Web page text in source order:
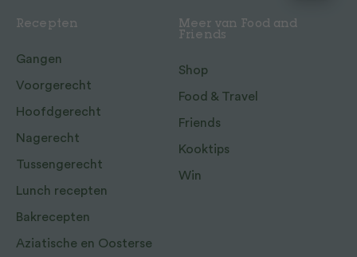
Recepten
Gangen
Voorgerecht
Hoofdgerecht
Nagerecht
Tussengerecht
Lunch recepten
Bakrecepten
Aziatische en Oosterse
Meer van Food and
Friends
Shop
Food & Travel
Friends
Kooktips
Win